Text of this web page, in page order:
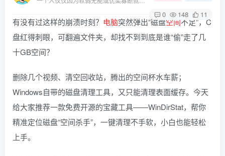
0 148 11
有没有过这样的崩溃时刻？ 电脑突然弹出“磁盘空间不足”，C
盘红得刺眼，可翻遍文件夹，却找不到到底是谁“偷”走了几
十GB空间？
删除几个视频、清空回收站，腾出的空间杯水车薪；
Windows自带的磁盘清理工具，又只能清理表面缓存。今天
给大家推荐一款免费开源的宝藏工具——WinDirStat，帮你
精准定位磁盘“空间杀手”，一键清理不手软，小白也能轻松
上手。